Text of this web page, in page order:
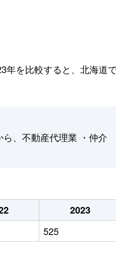
年を比較すると、北海道
ら、不動産代理業 ・仲介
2023
525